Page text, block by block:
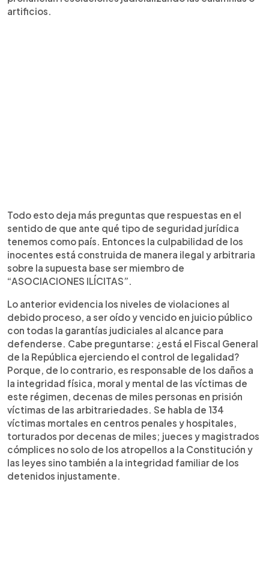
artificios.
Todo esto deja más preguntas que respuestas en el
sentido de que ante qué tipo de seguridad jurídica
tenemos como país. Entonces la culpabilidad de los
inocentes está construida de manera ilegal y arbitraria
sobre la supuesta base ser miembro de
“ASOCIACIONES ILÍCITAS”.
Lo anterior evidencia los niveles de violaciones al
debido proceso, a ser oído y vencido en juicio público
con todas la garantías judiciales al alcance para
defenderse. Cabe preguntarse: ¿está el Fiscal General
de la República ejerciendo el control de legalidad?
Porque, de lo contrario, es responsable de los daños a
la integridad física, moral y mental de las víctimas de
este régimen, decenas de miles personas en prisión
víctimas de las arbitrariedades. Se habla de 134
víctimas mortales en centros penales y hospitales,
torturados por decenas de miles; jueces y magistrados
cómplices no solo de los atropellos a la Constitución y
las leyes sino también a la integridad familiar de los
detenidos injustamente.